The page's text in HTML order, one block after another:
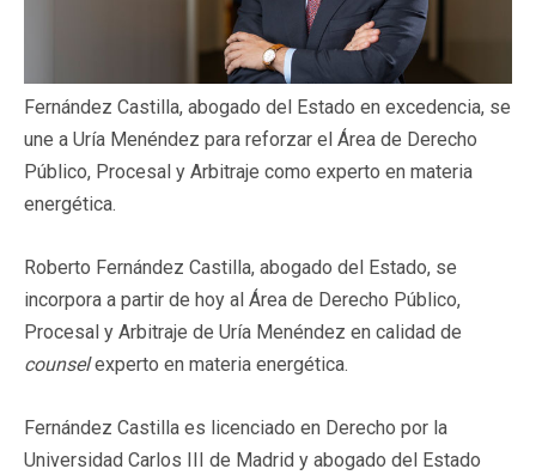
Fernández Castilla, abogado del Estado en excedencia, se
une a Uría Menéndez para reforzar el Área de Derecho
Público, Procesal y Arbitraje como experto en materia
energética.
Roberto Fernández Castilla, abogado del Estado, se
incorpora a partir de hoy al Área de Derecho Público,
Procesal y Arbitraje de Uría Menéndez en calidad de
counselexperto en materia energética.
Fernández Castilla es licenciado en Derecho por la
Universidad Carlos III de Madrid y abogado del Estado